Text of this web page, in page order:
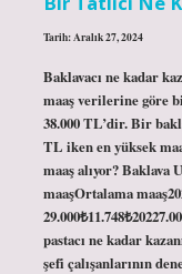
Tarih: Aralık 27, 2024
Baklavacı ne kadar
maaş verilerine göre
38.000 TL’dir. Bir
TL iken en yüksek
maaş alıyor? Baklava
maaşOrtalama
pastacı ne kadar
şefi çalışanlarının